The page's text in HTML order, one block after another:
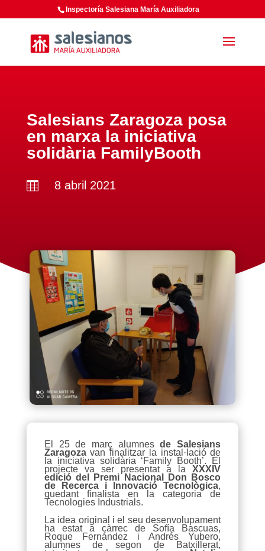
Inspectoría Salesiana María Auxiliadora
Salesians Zaragoza posa
en marxa la iniciativa
solidària FamilyBooth
 8 abril 2021
El 25 de març alumnesde Salesians
Zaragozavan finalitzar la instal·lació de
la iniciativa solidària ‘Family Booth’. El
projecte va ser presentat a laXXXIV
edició del Premi Nacional Don Bosco
de Recerca i Innovació Tecnològica,
quedant finalista en la categoria de
Tecnologies Industrials.
La idea original i el seu desenvolupament
ha estat a càrrec de Sofía Bascuas,
Roque Fernández i Andrés Yubero,
alumnes de segon de Batxillerat,